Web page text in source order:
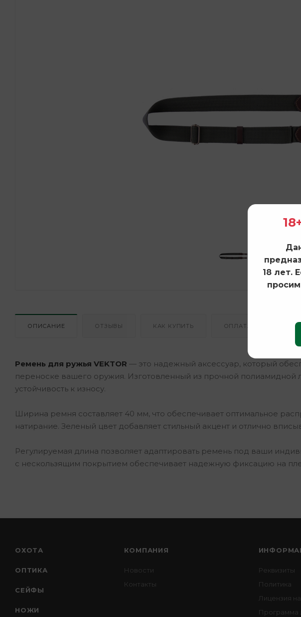
ОПИСАНИЕ ОТЗЫВЫ КАК КУПИТЬ ОПЛАТА И ДОСТАВКА
Ремень для ружья VEKTOR — это надежный аксессуар, который
переноске вашего оружия. Изготовленный из прочной полиамидной
устойчивость к износу.
Ширина ремня составляет 40 мм, что обеспечивает оптимальное
натирание. Зеленый цвет добавляет стильный акцент и отлично
Регулируемая длина позволяет адаптировать ремень под ваши
с нескользящим покрытием обеспечивает надежную фиксацию на
ОХОТА
ОПТИКА
СЕЙФЫ
НОЖИ
КОМПАНИЯ
Новости
Контакты
Реквизиты
Политика
Лицензия
Программа
18 лет.